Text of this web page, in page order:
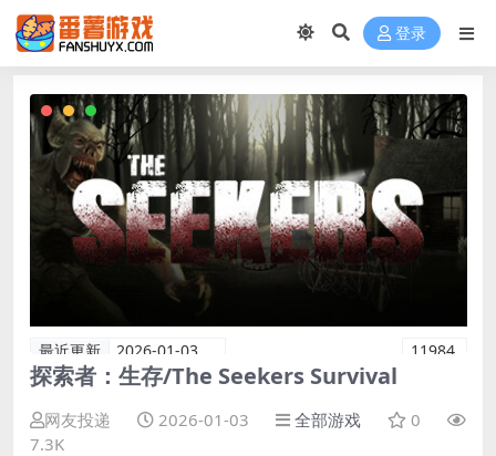
登录
最近更新 2026-01-03 11984
探索者：生存/The Seekers Survival
网友投递 2026-01-03 全部游戏
0
7.3K